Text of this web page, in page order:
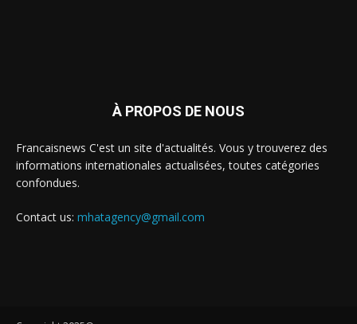
À PROPOS DE NOUS
Francaisnews C'est un site d'actualités. Vous y trouverez des
informations internationales actualisées, toutes catégories
confondues.
Contact us: mhatagency@gmail.com